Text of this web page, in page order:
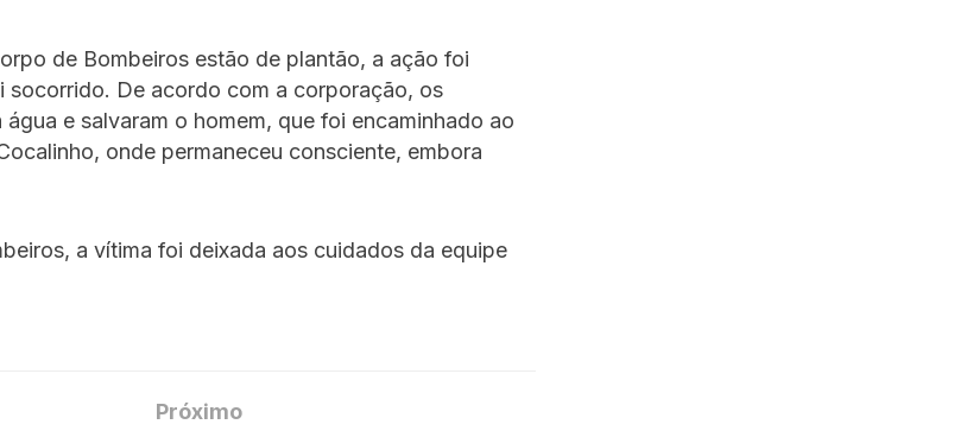
de Bombeiros estão de plantão, a ação foi
socorrido. De acordo com a corporação, os
e salvaram o homem, que foi encaminhado ao
onde permaneceu consciente, embora
a vítima foi deixada aos cuidados da equipe
Próximo